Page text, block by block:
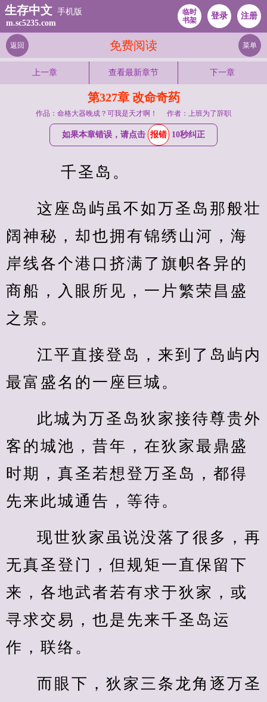
生存中文 手机版
m.sc5235.com
临时
书架
登录 注册
免费阅读
返回 菜单
上一章 查看最新章节 下一章
第327章 改命奇药
作品：命格大器晚成？可我是天才啊！ 作者：上班为了辞职
如果本章错误，请点击 报错 10秒纠正
    千圣岛。
这座岛屿虽不如万圣岛那般壮
阔神秘，却也拥有锦绣山河，海
岸线各个港口挤满了旗帜各异的
商船，入眼所见，一片繁荣昌盛
之景。
江平直接登岛，来到了岛屿内
最富盛名的一座巨城。
此城为万圣岛狄家接待尊贵外
客的城池，昔年，在狄家最鼎盛
时期，真圣若想登万圣岛，都得
先来此城通告，等待。
现世狄家虽说没落了很多，再
无真圣登门，但规矩一直保留下
来，各地武者若有求于狄家，或
寻求交易，也是先来千圣岛运
作，联络。
而眼下，狄家三条龙角逐万圣